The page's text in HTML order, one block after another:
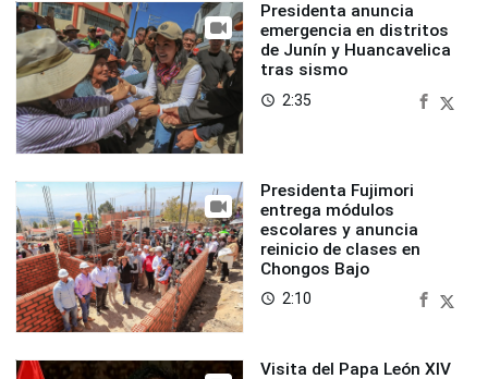
Presidenta anuncia
emergencia en distritos
de Junín y Huancavelica
tras sismo
access_time 2:35
Presidenta Fujimori
entrega módulos
escolares y anuncia
reinicio de clases en
Chongos Bajo
access_time 2:10
Visita del Papa León XIV